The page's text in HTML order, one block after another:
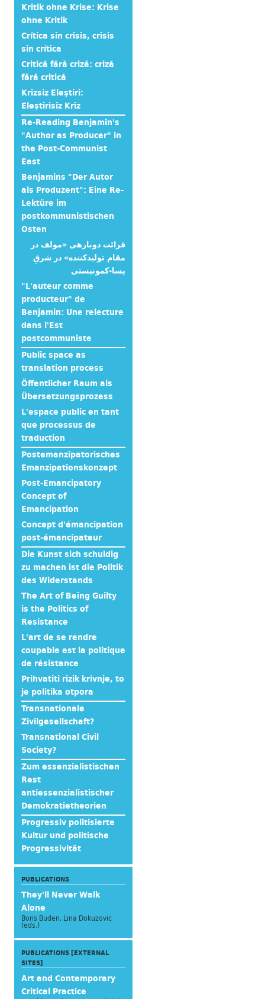
Kritik ohne Krise: Krise
ohne Kritik
Crítica sin crisis, crisis
sin crítica
Critică fără criză: criză
fără critică
Krizsiz Eleştiri:
Eleştirisiz Kriz
Re-Reading Benjamin's
"Author as Producer" in
the Post-Communist
East
Benjamins "Der Autor
als Produzent": Eine Re-
Lektüre im
postkommunistischen
Osten
قرائت دوبارهی «مولف در
مقام تولیدکننده» در شرقِ
پسا-کمونیستی
"L'auteur comme
producteur" de
Benjamin: Une relecture
dans l'Est
postcommuniste
Public space as
translation process
Öffentlicher Raum als
Übersetzungsprozess
L'espace public en tant
que processus de
traduction
Postemanzipatorisches
Emanzipationskonzept
Post-Emancipatory
Concept of
Emancipation
Concept d'émancipation
post-émancipateur
Die Kunst sich schuldig
zu machen ist die Politik
des Widerstands
The Art of Being Guilty
is the Politics of
Resistance
L'art de se rendre
coupable est la politique
de résistance
Prihvatiti rizik krivnje, to
je politika otpora
Transnationale
Zivilgesellschaft?
Transnational Civil
Society?
Zum essenzialistischen
Rest
antiessenzialistischer
Demokratietheorien
Progressiv politisierte
Kultur und politische
Progressivität
PUBLICATIONS
They'll Never Walk
Alone
Boris Buden, Lina Dokuzovic
(eds.)
PUBLICATIONS [EXTERNAL
SITES]
Art and Contemporary
Critical Practice